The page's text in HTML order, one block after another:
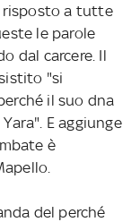
risposto a tutte
le parole
dal carcere. Il
"si
il suo dna
E aggiunge
è
del perché